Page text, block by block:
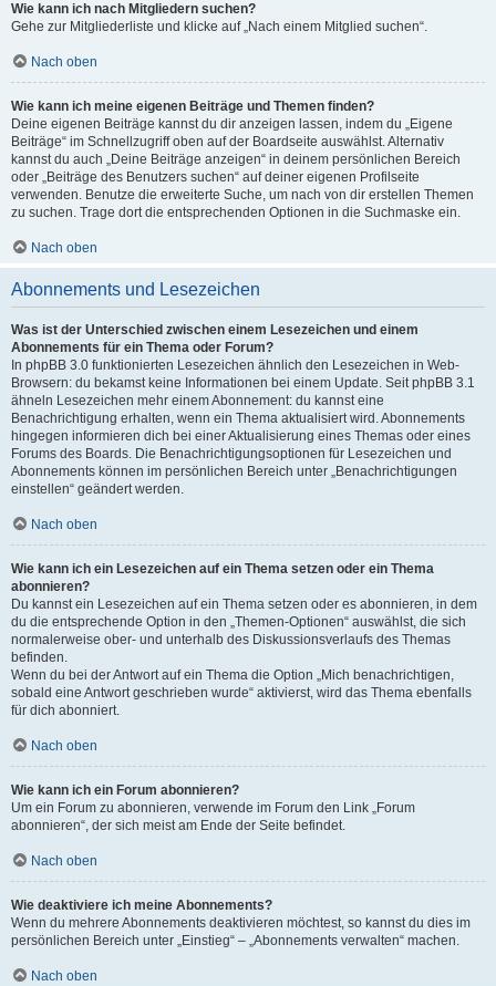
Wie kann ich nach Mitgliedern suchen?
Gehe zur Mitgliederliste und klicke auf „Nach einem Mitglied suchen“.
Nach oben
Wie kann ich meine eigenen Beiträge und Themen finden?
Deine eigenen Beiträge kannst du dir anzeigen lassen, indem du „Eigene
Beiträge“ im Schnellzugriff oben auf der Boardseite auswählst. Alternativ
kannst du auch „Deine Beiträge anzeigen“ in deinem persönlichen Bereich
oder „Beiträge des Benutzers suchen“ auf deiner eigenen Profilseite
verwenden. Benutze die erweiterte Suche, um nach von dir erstellen Themen
zu suchen. Trage dort die entsprechenden Optionen in die Suchmaske ein.
Nach oben
Abonnements und Lesezeichen
Was ist der Unterschied zwischen einem Lesezeichen und einem
Abonnements für ein Thema oder Forum?
In phpBB 3.0 funktionierten Lesezeichen ähnlich den Lesezeichen in Web-
Browsern: du bekamst keine Informationen bei einem Update. Seit phpBB 3.1
ähneln Lesezeichen mehr einem Abonnement: du kannst eine
Benachrichtigung erhalten, wenn ein Thema aktualisiert wird. Abonnements
hingegen informieren dich bei einer Aktualisierung eines Themas oder eines
Forums des Boards. Die Benachrichtigungsoptionen für Lesezeichen und
Abonnements können im persönlichen Bereich unter „Benachrichtigungen
einstellen“ geändert werden.
Nach oben
Wie kann ich ein Lesezeichen auf ein Thema setzen oder ein Thema
abonnieren?
Du kannst ein Lesezeichen auf ein Thema setzen oder es abonnieren, in dem
du die entsprechende Option in den „Themen-Optionen“ auswählst, die sich
normalerweise ober- und unterhalb des Diskussionsverlaufs des Themas
befinden.
Wenn du bei der Antwort auf ein Thema die Option „Mich benachrichtigen,
sobald eine Antwort geschrieben wurde“ aktivierst, wird das Thema ebenfalls
für dich abonniert.
Nach oben
Wie kann ich ein Forum abonnieren?
Um ein Forum zu abonnieren, verwende im Forum den Link „Forum
abonnieren“, der sich meist am Ende der Seite befindet.
Nach oben
Wie deaktiviere ich meine Abonnements?
Wenn du mehrere Abonnements deaktivieren möchtest, so kannst du dies im
persönlichen Bereich unter „Einstieg“ – „Abonnements verwalten“ machen.
Nach oben